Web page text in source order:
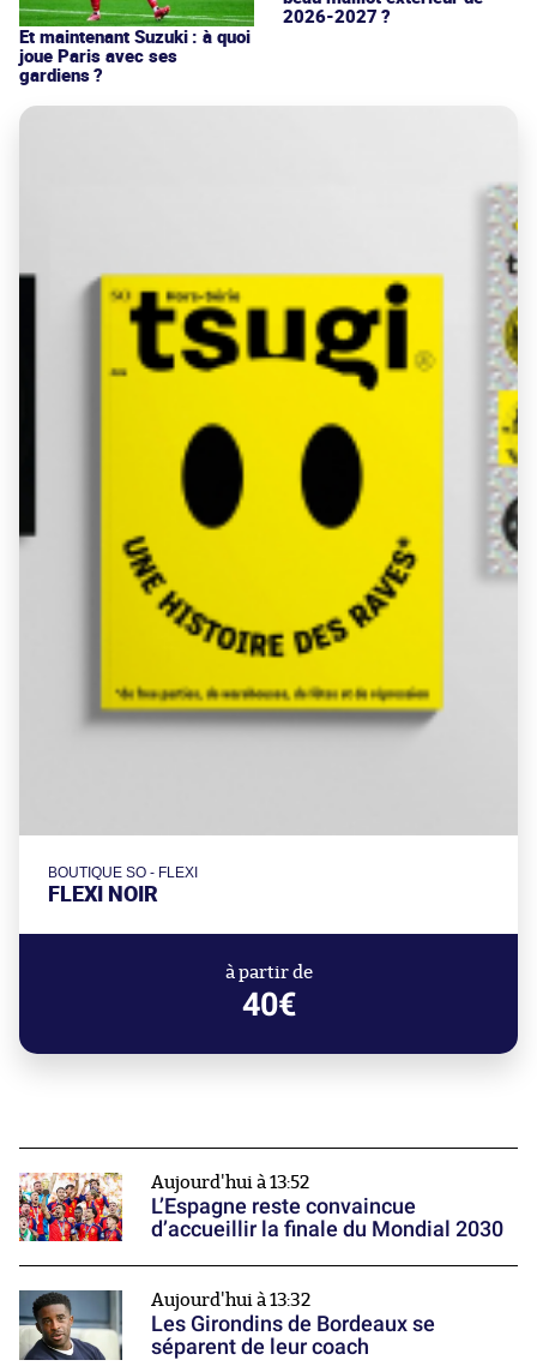
Et maintenant Suzuki : à quoi
joue Paris avec ses
gardiens ?
2026-2027 ?
BOUTIQUE SO - FLEXI
FLEXI NOIR
à partir de
40€
Aujourd'hui à 13:52
L’Espagne reste convaincue
d’accueillir la finale du Mondial 2030
Aujourd'hui à 13:32
Les Girondins de Bordeaux se
séparent de leur coach